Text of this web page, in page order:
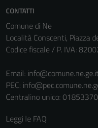
CONTATTI
Comune di Ne
Località Conscenti, Piazza
Codice fiscale / P. IVA:
Email:
PEC:
Centralino unico:
Leggi le FAQ